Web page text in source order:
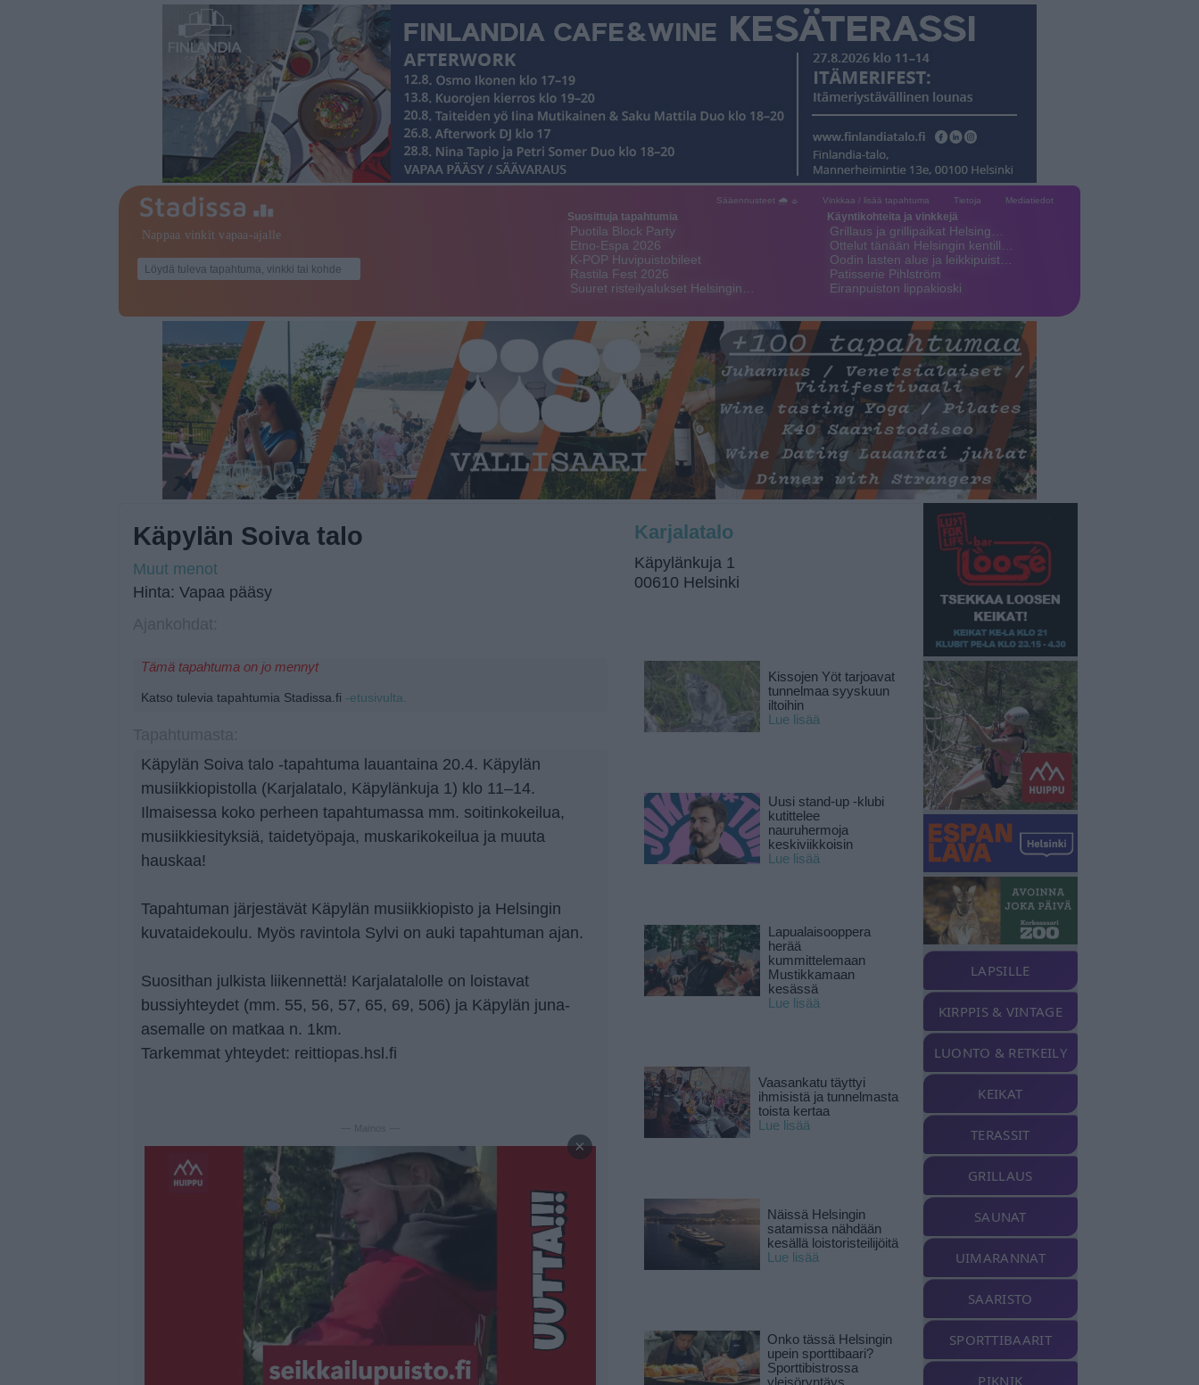
Sääennusteet 🌧 ☼ Vinkkaa / lisää tapahtuma Tietoja Mediatiedot
Suosittuja tapahtumia
Puotila Block Party
Etno-Espa 2026
K-POP Huvipuistobileet
Rastila Fest 2026
Suuret risteilyalukset Helsingin…
Käyntikohteita ja vinkkejä
Grillaus ja grillipaikat Helsing…
Ottelut tänään Helsingin kentill…
Oodin lasten alue ja leikkipuist…
Patisserie Pihlström
Eiranpuiston lippakioski
Käpylän Soiva talo
Muut menot
Hinta: Vapaa pääsy
Tämä tapahtuma on jo mennyt
Katso tulevia tapahtumia Stadissa.fi -etusivulta.
Käpylän Soiva talo -tapahtuma lauantaina 20.4. Käpylän
musiikkiopistolla (Karjalatalo, Käpylänkuja 1) klo 11–14.
Ilmaisessa koko perheen tapahtumassa mm. soitinkokeilua,
musiikkiesityksiä, taidetyöpaja, muskarikokeilua ja muuta
hauskaa!
Tapahtuman järjestävät Käpylän musiikkiopisto ja Helsingin
kuvataidekoulu. Myös ravintola Sylvi on auki tapahtuman ajan.
Suosithan julkista liikennettä! Karjalatalolle on loistavat
bussiyhteydet (mm. 55, 56, 57, 65, 69, 506) ja Käpylän juna-
asemalle on matkaa n. 1km.
Tarkemmat yhteydet: reittiopas.hsl.fi
— Mainos —
×
Karjalatalo
Käpylänkuja 1
00610 Helsinki
Kissojen Yöt tarjoavat
tunnelmaa syyskuun
iltoihin
Lue lisää
Uusi stand-up -klubi
kutittelee
nauruhermoja
keskiviikkoisin
Lue lisää
Lapualaisooppera
herää
kummittelemaan
Mustikkamaan
kesässä
Lue lisää
Vaasankatu täyttyi
ihmisistä ja tunnelmasta
toista kertaa
Lue lisää
Näissä Helsingin
satamissa nähdään
kesällä loistoristeilijöitä
Lue lisää
Onko tässä Helsingin
upein sporttibaari?
Sporttibistrossa
LAPSILLE
KIRPPIS & VINTAGE
LUONTO & RETKEILY
KEIKAT
TERASSIT
GRILLAUS
SAUNAT
UIMARANNAT
SAARISTO
SPORTTIBAARIT
PIKNIK